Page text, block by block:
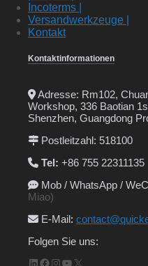
Incoterms |
Versandwerkzeuge |
Kontakt
Kontaktinformationen
Adresse: Rm102,
Workshop, 336 Baotian
Shenzhen, Guangdong
Postleitzahl: 518100
Tel: +86 755 22311135
Mob / WhatsApp /
Miao)
E-Mail :
Folgen Sie uns:
LinkedIn
Facebook
Instagram
YouTube
X